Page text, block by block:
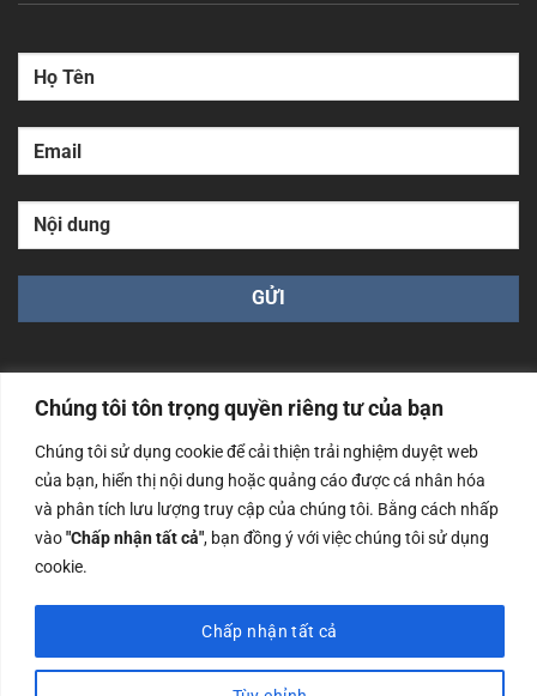
Chúng tôi tôn trọng quyền riêng tư của bạn
Chúng tôi sử dụng cookie để cải thiện trải nghiệm duyệt web
của bạn, hiển thị nội dung hoặc quảng cáo được cá nhân hóa
và phân tích lưu lượng truy cập của chúng tôi. Bằng cách nhấp
vào"Chấp nhận tất cả", bạn đồng ý với việc chúng tôi sử dụng
cookie.
Chấp nhận tất cả
Công ty TNHH Nam Bình Xương - Số ĐKKD: 0108783483
cấp ngày 14/06/2019 bởi Sở Kế Hoạch và Đầu Tư Tp. Hà
Nội
Copyrights @2023 Nam Binh Xuong. All Rights Reserved